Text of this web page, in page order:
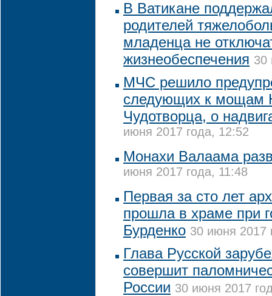
В Ватикане
родителей
младенца не
жизнеобеспечения 30
МЧС решило
следующих к мощам
Чудотворца, о
июня 2017 года, 12:52
Монахи Валаама
июня 2017 года, 11:48
Первая за сто лет
прошла в храме при
Бурденко 30 июня 2017
Глава Русской
совершит
России 30 июня 2017